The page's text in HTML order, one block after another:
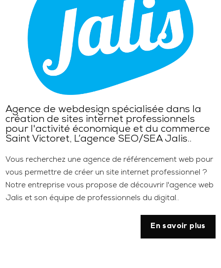
Agence de webdesign spécialisée dans la
création de sites internet professionnels
pour l'activité économique et du commerce
Saint Victoret, L’agence SEO/SEA Jalis..
Vous recherchez une agence de référencement web pour
vous permettre de créer un site internet professionnel ?
Notre entreprise vous propose de découvrir l'agence web
Jalis et son équipe de professionnels du digital..
En savoir plus